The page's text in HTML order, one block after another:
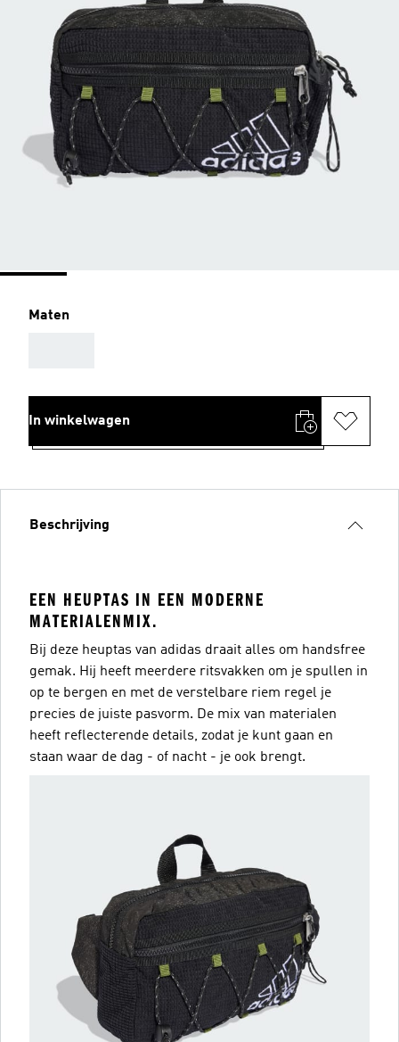
Maten
In winkelwagen
Beschrijving
EEN HEUPTAS IN EEN MODERNE
MATERIALENMIX.
Bij deze heuptas van adidas draait alles om handsfree
gemak. Hij heeft meerdere ritsvakken om je spullen in
op te bergen en met de verstelbare riem regel je
precies de juiste pasvorm. De mix van materialen
heeft reflecterende details, zodat je kunt gaan en
staan waar de dag - of nacht - je ook brengt.